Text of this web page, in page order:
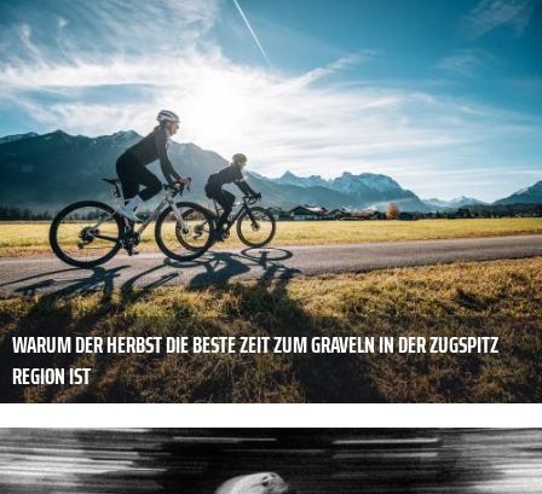
WARUM DER HERBST DIE BESTE ZEIT ZUM GRAVELN IN DER ZUGSPITZ
REGION IST